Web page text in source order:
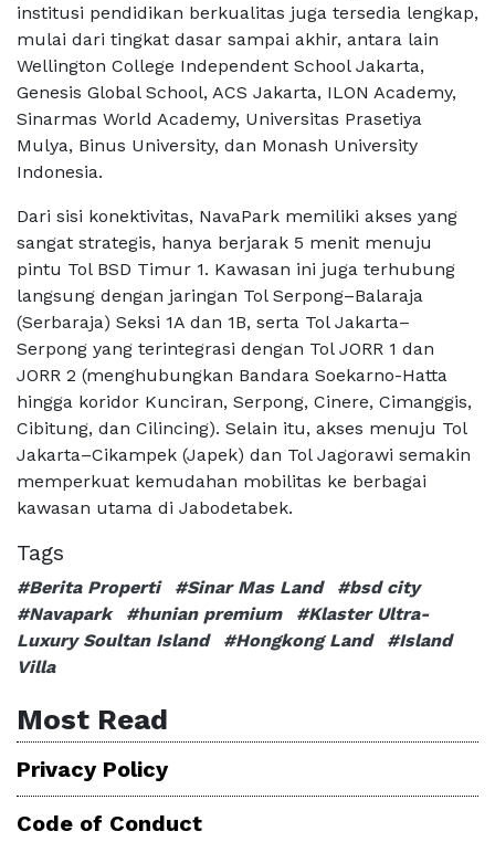
institusi pendidikan berkualitas juga tersedia lengkap,
mulai dari tingkat dasar sampai akhir, antara lain
Wellington College Independent School Jakarta,
Genesis Global School, ACS Jakarta, ILON Academy,
Sinarmas World Academy, Universitas Prasetiya
Mulya, Binus University, dan Monash University
Indonesia.
Dari sisi konektivitas, NavaPark memiliki akses yang
sangat strategis, hanya berjarak 5 menit menuju
pintu Tol BSD Timur 1. Kawasan ini juga terhubung
langsung dengan jaringan Tol Serpong–Balaraja
(Serbaraja) Seksi 1A dan 1B, serta Tol Jakarta–
Serpong yang terintegrasi dengan Tol JORR 1 dan
JORR 2 (menghubungkan Bandara Soekarno-Hatta
hingga koridor Kunciran, Serpong, Cinere, Cimanggis,
Cibitung, dan Cilincing). Selain itu, akses menuju Tol
Jakarta–Cikampek (Japek) dan Tol Jagorawi semakin
memperkuat kemudahan mobilitas ke berbagai
kawasan utama di Jabodetabek.
Tags
#Berita Properti #Sinar Mas Land
#bsd city
#Navapark
#hunian premium
#Klaster Ultra-
Luxury Soultan Island
#Hongkong Land
#Island
Villa
Most Read
Privacy Policy
Code of Conduct